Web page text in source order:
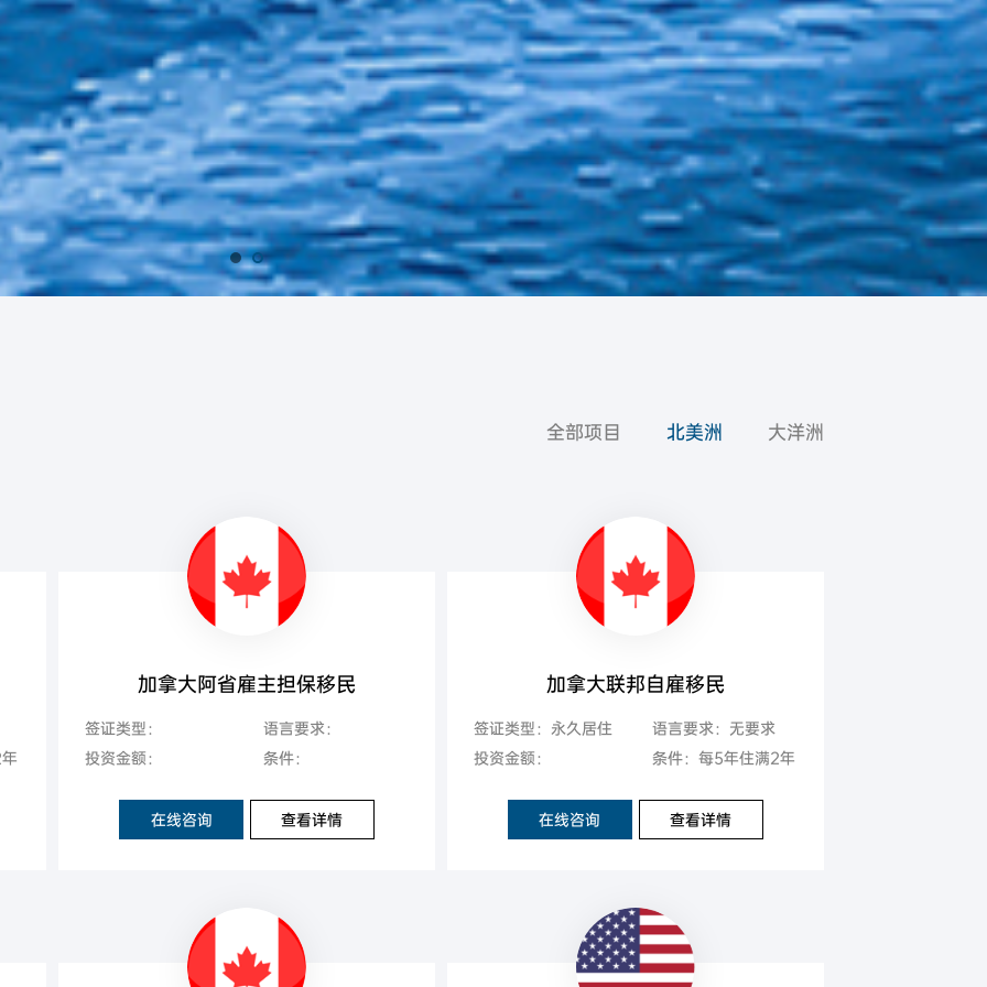
全部项目 北美洲 大洋洲
加拿大阿省雇主担保移民
签证类型：
语言要求：
投资金额：
条件：
在线咨询 查看详情
加拿大联邦自雇移民
签证类型：永久居住
语言要求：无要求
投资金额：
条件：每5年住满2年
在线咨询 查看详情